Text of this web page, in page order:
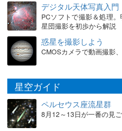
デジタル天体写真入門
PCソフトで撮影＆処理
星団撮影を初歩から解説
惑星を撮影しよう
CMOSカメラで動画撮影
星空ガイド
ペルセウス座流星群
8月12～13日が一番の見